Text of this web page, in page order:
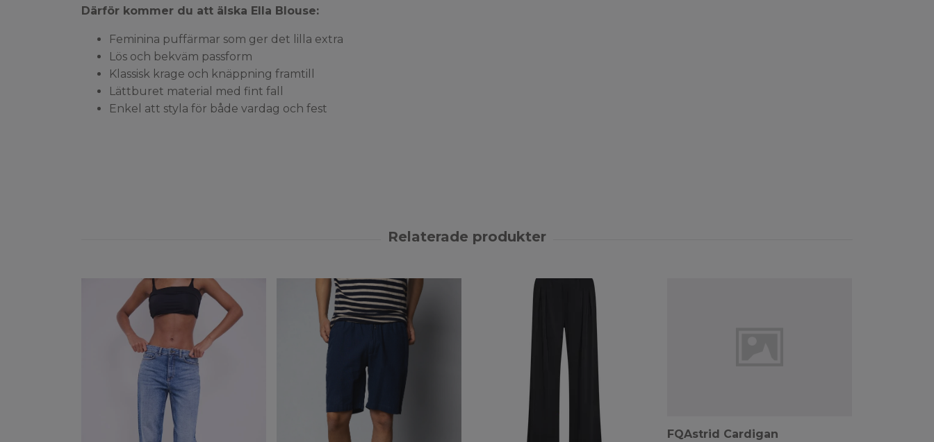
Därför kommer du att älska Ella Blouse:
Feminina puffärmar som ger det lilla extra
Lös och bekväm passform
Klassisk krage och knäppning framtill
Lättburet material med fint fall
Enkel att styla för både vardag och fest
FQAstrid Cardigan